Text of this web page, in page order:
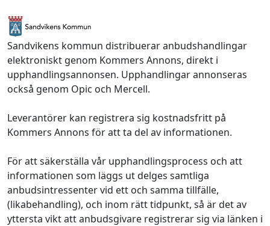
Sandvikens kommun distribuerar anbudshandlingar
elektroniskt genom Kommers Annons, direkt i
upphandlingsannonsen. Upphandlingar annonseras
också genom Opic och Mercell.
Leverantörer kan registrera sig kostnadsfritt på
Kommers Annons för att ta del av informationen.
För att säkerställa vår upphandlingsprocess och att
informationen som läggs ut delges samtliga
anbudsintressenter vid ett och samma tillfälle,
(likabehandling), och inom rätt tidpunkt, så är det av
yttersta vikt att anbudsgivare registrerar sig via länken i